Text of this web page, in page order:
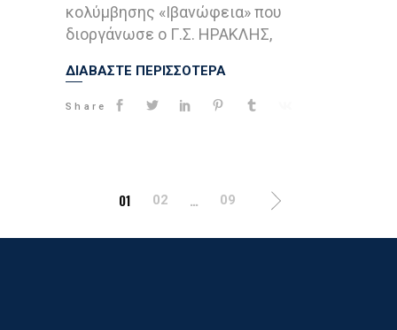
κολύμβησης «Ιβανώφεια» που
διοργάνωσε ο Γ.Σ. ΗΡΑΚΛΗΣ,
ΔΙΑΒΑΣΤΕ ΠΕΡΙΣΣΟΤΕΡΑ
Share
Posts
01 02 … 09